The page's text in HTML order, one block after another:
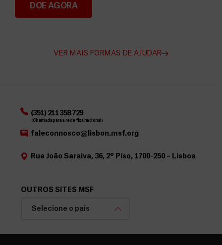
Angarie Fundos para a MSF
DOE AGORA
VER MAIS FORMAS DE AJUDAR
(351) 211 358 729
(Chamada para a rede fixa nacional)
faleconnosco@lisbon.msf.org
Rua João Saraiva, 36, 2º Piso, 1700-250 – Lisboa
OUTROS SITES MSF
Selecione o país